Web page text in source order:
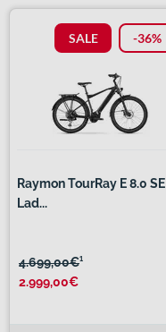
SALE -36%
Raymon TourRay E 8.0 SE
Lad...
4.699,00€¹
2.999,00€